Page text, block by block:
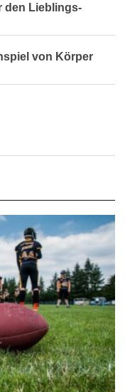
den Lieblings-
von Körper